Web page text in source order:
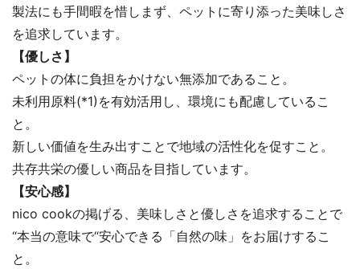
製法にも手間暇を惜しまず、ペットに寄り添った美味しさ
を追求しています。
【優しさ】
ペットの体に負担をかけない無添加であること。
未利用原料(*1)を有効活用し、環境にも配慮しているこ
と。
新しい価値を生み出すことで地域の活性化を促すこと。
共存共栄の優しい商品を目指しています。
【安心感】
nico cookの掲げる、美味しさと優しさを追求することで
“本当の意味で“安心できる「自然の味」をお届けするこ
と。